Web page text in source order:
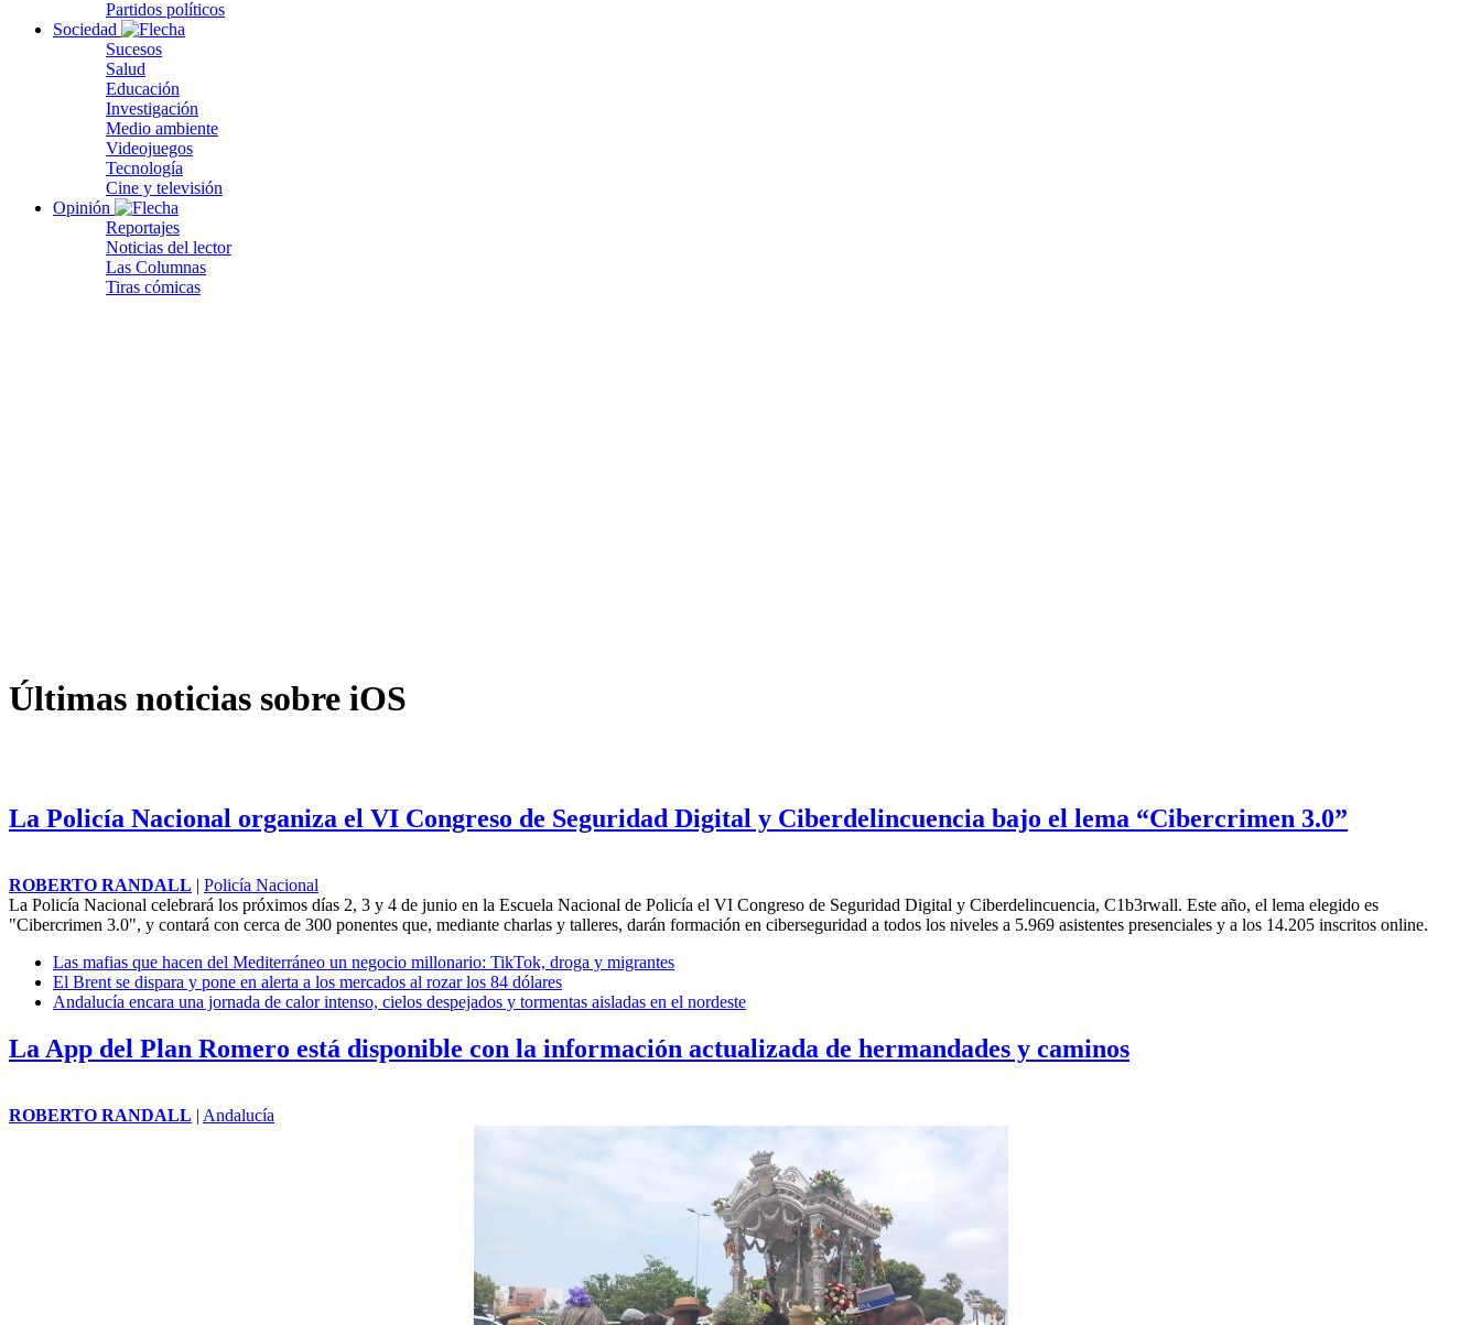
Partidos políticos
Sociedad
Sucesos
Salud
Educación
Investigación
Medio ambiente
Videojuegos
Tecnología
Cine y televisión
Opinión
Reportajes
Noticias del lector
Las Columnas
Tiras cómicas
Últimas noticias sobre iOS
La Policía Nacional organiza el VI Congreso de Seguridad Digital y Ciberdelincuencia bajo el lema “Cibercrimen 3.0”
ROBERTO RANDALL | Policía Nacional
La Policía Nacional celebrará los próximos días 2, 3 y 4 de junio en la Escuela Nacional de Policía el VI Congreso de Seguridad Digital y Ciberdelincuencia, C1b3rwall. Este año, el lema elegido es
"Cibercrimen 3.0", y contará con cerca de 300 ponentes que, mediante charlas y talleres, darán formación en ciberseguridad a todos los niveles a 5.969 asistentes presenciales y a los 14.205 inscritos online.
Las mafias que hacen del Mediterráneo un negocio millonario: TikTok, droga y migrantes
El Brent se dispara y pone en alerta a los mercados al rozar los 84 dólares
Andalucía encara una jornada de calor intenso, cielos despejados y tormentas aisladas en el nordeste
La App del Plan Romero está disponible con la información actualizada de hermandades y caminos
ROBERTO RANDALL | Andalucía